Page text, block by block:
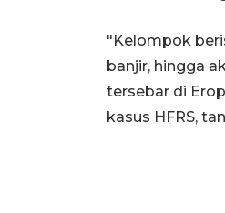
"Kelompok
banjir, hingga
tersebar di
kasus HFRS,